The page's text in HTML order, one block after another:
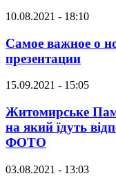
10.08.2021 - 18:10
Самое важное о
презентации
15.09.2021 - 15:05
Житомирське
на який їдуть
ФОТО
03.08.2021 - 13:03